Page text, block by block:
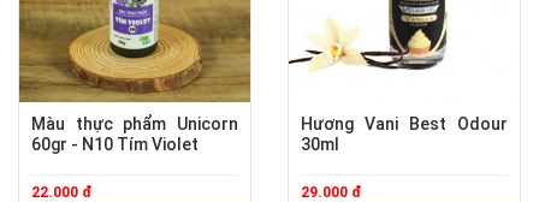
Màu thực phẩm Unicorn
60gr - N10 Tím Violet
22.000 đ
Hương Vani Best Odour
30ml
29.000 đ